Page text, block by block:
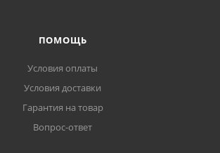
ПОМОЩЬ
Условия оплаты
Условия доставки
Гарантия на товар
Вопрос-ответ